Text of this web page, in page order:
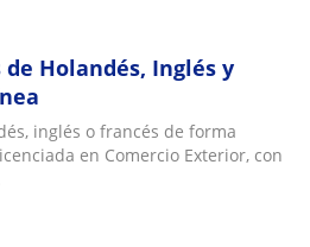
Holandés, Inglés y
inglés o francés de forma
en Comercio Exterior, con